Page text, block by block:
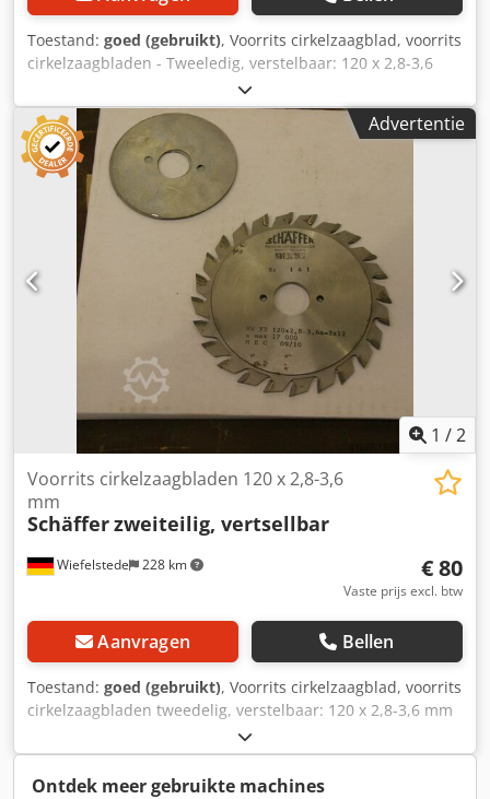
Toestand: goed (gebruikt), Voorrits cirkelzaagblad, voorrits
cirkelzaagbladen - Tweeledig, verstelbaar: 120 x 2,8-3,6
mm Dodpfx Aeb D I Atsnzsck - Voor het voorritsen van
plaatmaterialen, laminaten, ... - Met hardmetaal bezet -
Gewicht: 0,3 kg
Advertentie
1 /2
Wiefelstede 228 km
Voorrits cirkelzaagbladen 120 x 2,8-3,6
mm
Schäfferzweiteilig, vertsellbar
€ 80
Vaste prijs excl. btw
Aanvragen Bellen
Toestand: goed (gebruikt), Voorrits cirkelzaagblad, voorrits
cirkelzaagbladen tweedelig, verstelbaar: 120 x 2,8-3,6 mm
voor het voorritsen van plaatmaterialen, laminaat, ...
voorzien van hardmetalen tanden Dedpsb D I A Hjfx
Anzeck gewicht: 0,3 kg
Ontdek meer gebruikte machines